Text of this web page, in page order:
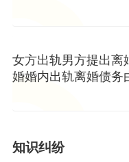
女方出轨男方提出离
婚婚内出轨离婚债务
知识纠纷